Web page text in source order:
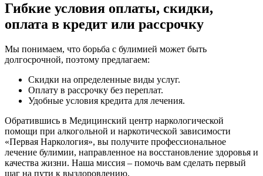
Гибкие условия оплаты, скидки,
оплата в кредит или рассрочку
Мы понимаем, что борьба с булимией может быть
долгосрочной, поэтому предлагаем:
Скидки на определенные виды услуг.
Оплату в рассрочку без переплат.
Удобные условия кредита для лечения.
Обратившись в Медицинский центр наркологической
помощи при алкогольной и наркотической зависимости
«Первая Наркология», вы получите профессиональное
лечение булимии, направленное на восстановление здоровья и
качества жизни. Наша миссия – помочь вам сделать первый
шаг на пути к выздоровлению.